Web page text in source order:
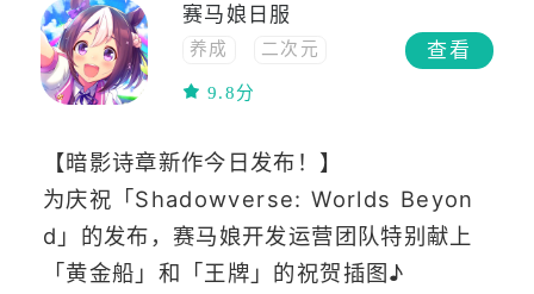
赛马娘日服
养成
二次元
策略
9.8分
查看
【暗影诗章新作今日发布！】
为庆祝「Shadowverse: Worlds Beyon
d」的发布，赛马娘开发运营团队特别献上
「黄金船」和「王牌」的祝贺插图♪